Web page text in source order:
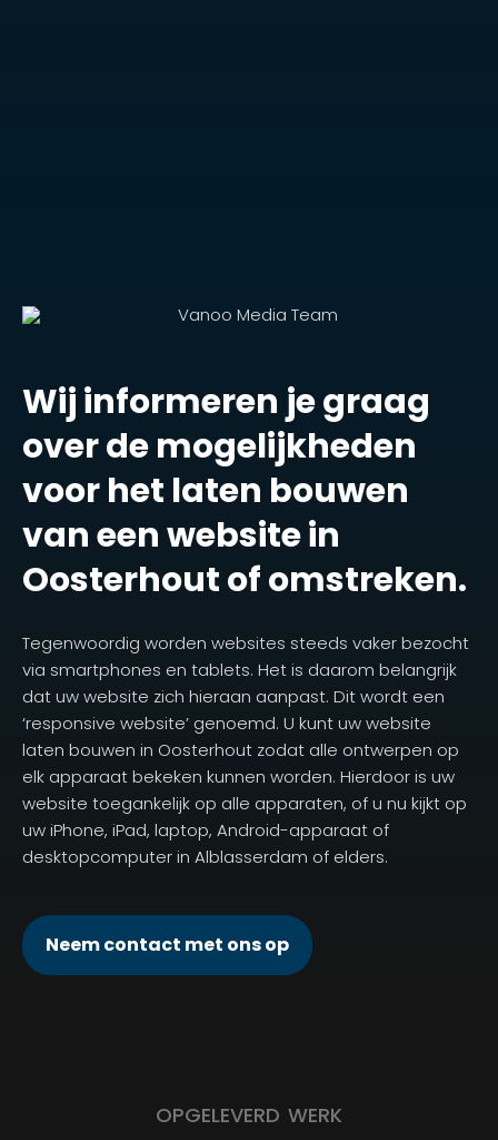
Wij informeren je graag
over de mogelijkheden
voor het laten bouwen
van een website in
Oosterhout of omstreken.
Tegenwoordig worden websites steeds vaker bezocht
via smartphones en tablets. Het is daarom belangrijk
dat uw website zich hieraan aanpast. Dit wordt een
‘responsive website’ genoemd. U kunt uw website
laten bouwen in Oosterhout zodat alle ontwerpen op
elk apparaat bekeken kunnen worden. Hierdoor is uw
website toegankelijk op alle apparaten, of u nu kijkt op
uw iPhone, iPad, laptop, Android-apparaat of
desktopcomputer in Alblasserdam of elders.
Neem contact met ons op
OPGELEVERD WERK